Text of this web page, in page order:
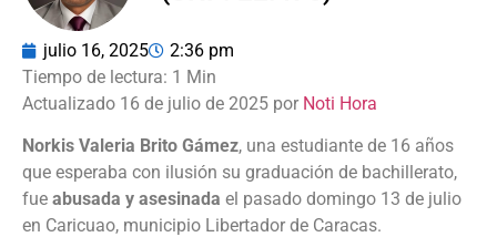
julio 16, 2025 2:36 pm
Actualizado 16 de julio de 2025 por Noti Hora
Norkis Valeria Brito Gámez, una estudiante de 16 años
que esperaba con ilusión su graduación de bachillerato,
fue abusada y asesinada el pasado domingo 13 de julio
en Caricuao, municipio Libertador de Caracas.